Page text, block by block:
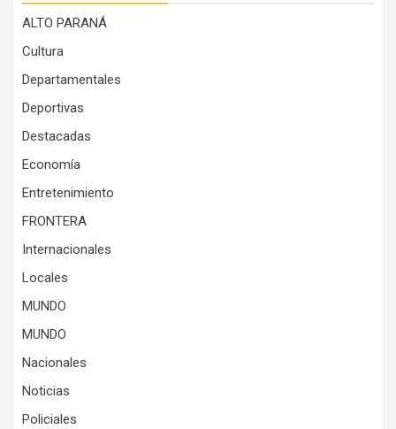
ALTO PARANÁ
Cultura
Departamentales
Deportivas
Destacadas
Economía
Entretenimiento
FRONTERA
Internacionales
Locales
MUNDO
MUNDO
Nacionales
Noticias
Policiales